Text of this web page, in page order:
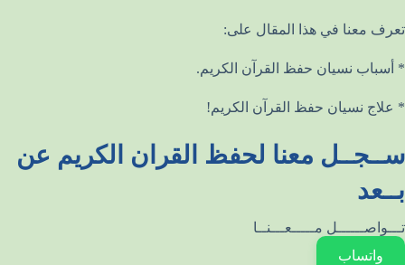
تعرف معنا في هذا المقال على:
* أسباب نسيان حفظ القرآن الكريم.
* علاج نسيان حفظ القرآن الكريم!
ســجــل معنا لحفظ القران الكريم عن
بــعد
تـــواصــــــل مـــــعـــنــا
واتساب